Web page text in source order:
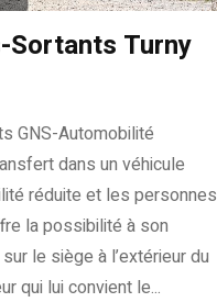
Sortants Turny
GNS-Automobilité
dans un véhicule
réduite et les personnes
la possibilité à son
le siège à l’extérieur du
qui lui convient le...